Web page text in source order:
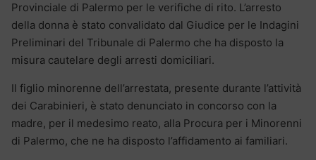
Provinciale di Palermo per le verifiche di rito. L’arresto
della donna è stato convalidato dal Giudice per le Indagini
Preliminari del Tribunale di Palermo che ha disposto la
misura cautelare degli arresti domiciliari.
Il figlio minorenne dell’arrestata, presente durante l’attività
dei Carabinieri, è stato denunciato in concorso con la
madre, per il medesimo reato, alla Procura per i Minorenni
di Palermo, che ne ha disposto l’affidamento ai familiari.